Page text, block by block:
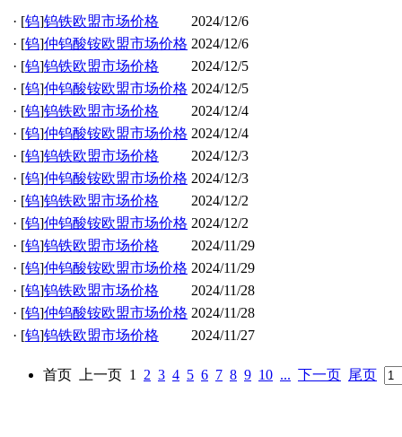
· [钨]钨铁欧盟市场价格
2024/12/6
· [钨]仲钨酸铵欧盟市场价格 2024/12/6
· [钨]钨铁欧盟市场价格
2024/12/5
· [钨]仲钨酸铵欧盟市场价格 2024/12/5
· [钨]钨铁欧盟市场价格
2024/12/4
· [钨]仲钨酸铵欧盟市场价格 2024/12/4
· [钨]钨铁欧盟市场价格
2024/12/3
· [钨]仲钨酸铵欧盟市场价格 2024/12/3
· [钨]钨铁欧盟市场价格
2024/12/2
· [钨]仲钨酸铵欧盟市场价格 2024/12/2
· [钨]钨铁欧盟市场价格
2024/11/29
· [钨]仲钨酸铵欧盟市场价格 2024/11/29
· [钨]钨铁欧盟市场价格
2024/11/28
· [钨]仲钨酸铵欧盟市场价格 2024/11/28
· [钨]钨铁欧盟市场价格 2024/11/27
首页 上一页 1 2 3 4 5 6 7 8 9 10 ... 下一页 尾页